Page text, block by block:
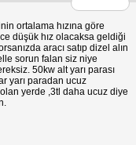
ortalama hızına göre
düşük hız olacaksa geldiği
aracı satıp dizel alın
sorun falan siz niye
50kw alt yarı parası
yarı paradan ucuz
yerde ,3tl daha ucuz diye